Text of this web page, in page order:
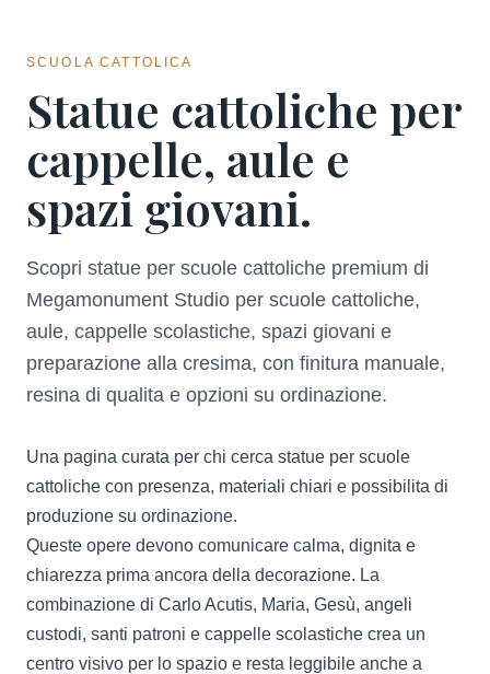
SCUOLA CATTOLICA
Statue cattoliche per
cappelle, aule e
spazi giovani.
Scopri statue per scuole cattoliche premium di
Megamonument Studio per scuole cattoliche,
aule, cappelle scolastiche, spazi giovani e
preparazione alla cresima, con finitura manuale,
resina di qualita e opzioni su ordinazione.
Una pagina curata per chi cerca statue per scuole
cattoliche con presenza, materiali chiari e possibilita di
produzione su ordinazione.
Queste opere devono comunicare calma, dignita e
chiarezza prima ancora della decorazione. La
combinazione di Carlo Acutis, Maria, Gesù, angeli
custodi, santi patroni e cappelle scolastiche crea un
centro visivo per lo spazio e resta leggibile anche a